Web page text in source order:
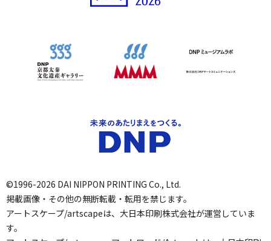
©1996-2026 DAI NIPPON PRINTING Co., Ltd.
掲載画像・その他の無断転載・転用を禁じます。
アートスケープ/artscapeは、大日本印刷株式会社が運営していま
す。